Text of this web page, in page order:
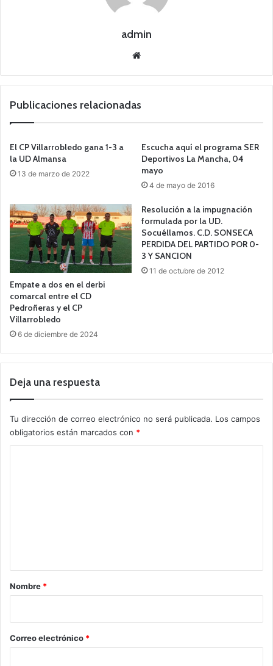
admin
we
Publicaciones relacionadas
El CP Villarrobledo gana 1-3 a
la UD Almansa
13 de marzo de 2022
Escucha aquí el programa SER
Deportivos La Mancha, 04
mayo
4 de mayo de 2016
Empate a dos en el derbi
comarcal entre el CD
Pedroñeras y el CP
Villarrobledo
6 de diciembre de 2024
Resolución a la impugnación
formulada por la UD.
Socuéllamos. C.D. SONSECA
PERDIDA DEL PARTIDO POR 0-
3 Y SANCION
11 de octubre de 2012
Deja una respuesta
Tu dirección de correo electrónico no será publicada. Los campos
obligatorios están marcados con *
r
*
Nombre *
Correo electrónico *